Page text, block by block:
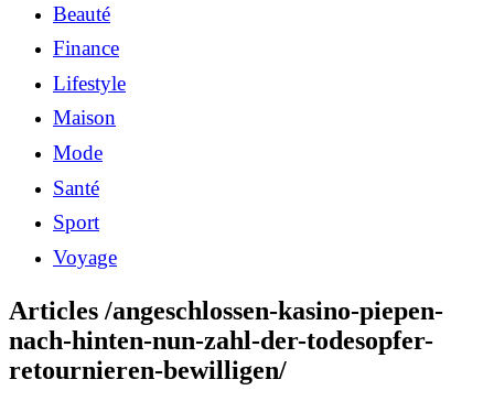
Beauté
Finance
Lifestyle
Maison
Mode
Santé
Sport
Voyage
Articles /angeschlossen-kasino-piepen-
nach-hinten-nun-zahl-der-todesopfer-
retournieren-bewilligen/